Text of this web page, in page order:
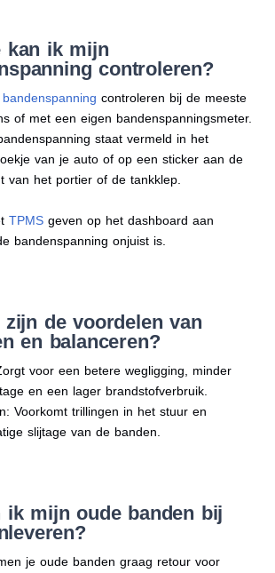
kan ik mijn
controleren?
bandenspanning controleren bij de meeste
of met een eigen bandenspanningsmeter.
staat vermeld in het
van je auto of op een sticker aan de
van het portier of de tankklep.
TPMS geven op het dashboard aan
bandenspanning onjuist is.
zijn de voordelen van
en balanceren?
voor een betere wegligging, minder
en een lager brandstofverbruik.
Voorkomt trillingen in het stuur en
slijtage van de banden.
ik mijn oude banden bij
je oude banden graag retour voor